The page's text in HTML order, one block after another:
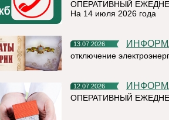
ОПЕРАТИВНЫЙ
На 14 июля 2026 года
13.07.2026
отключение
12.07.2026
ОПЕРАТИВНЫЙ